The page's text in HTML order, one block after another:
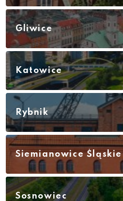
Gliwice
Katowice
Rybnik
Siemianowice Śląskie
Sosnowiec